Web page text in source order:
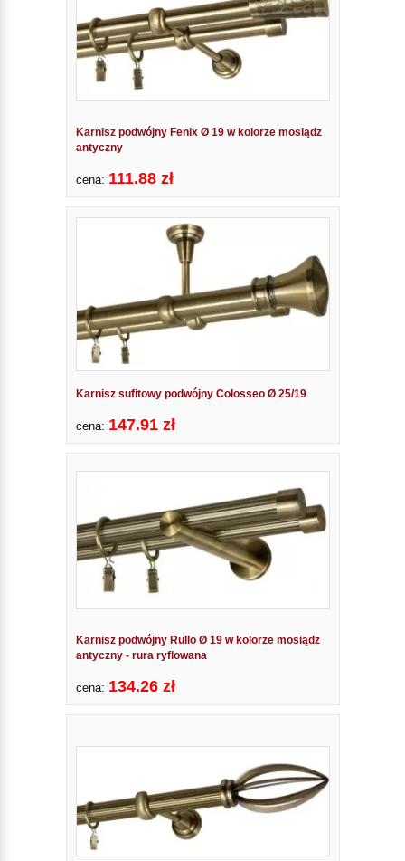
Karnisz podwójny Fenix Ø 19 w kolorze mosiądz
antyczny
cena: 111.88 zł
Karnisz sufitowy podwójny Colosseo Ø 25/19
cena: 147.91 zł
Karnisz podwójny Rullo Ø 19 w kolorze mosiądz
antyczny - rura ryflowana
cena: 134.26 zł